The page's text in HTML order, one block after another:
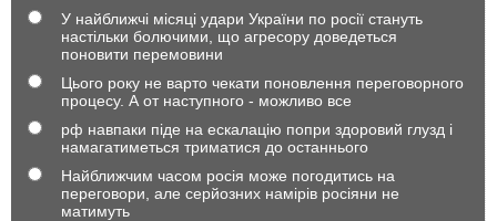
У найближчі місяці удари України по росії стануть
настільки болючими, що агресору доведеться
поновити перемовини
Цього року не варто чекати поновлення переговорного
процесу. А от наступного - можливо все
рф навпаки піде на ескалацію попри здоровий глузд і
намагатиметься триматися до останнього
Найближчим часом росія може погодитись на
переговори, але серйозних намірів росіяни не
матимуть